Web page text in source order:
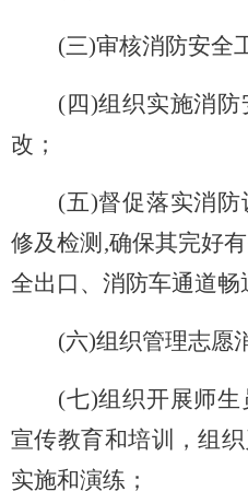
(三)审核消防安全
(四)组织实施消
改；
(五)督促落实消
修及检测,确保其完好
全出口、消防车通道畅
(六)组织管理志愿
(七)组织开展师
宣传教育和培训，组
实施和演练；